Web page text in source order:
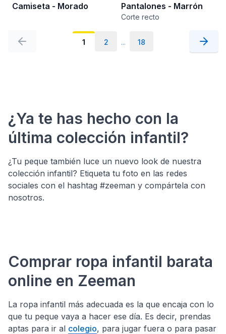
Camiseta - Morado Pantalones - Marrón
Corte recto
1 2 ... 18
¿Ya te has hecho con la
última colección infantil?
¿Tu peque también luce un nuevo look de nuestra
colección infantil? Etiqueta tu foto en las redes
sociales con el hashtag #zeeman y compártela con
nosotros.
Comprar ropa infantil barata
online en Zeeman
La ropa infantil más adecuada es la que encaja con lo
que tu peque vaya a hacer ese día. Es decir, prendas
aptas para ir al colegio, para jugar fuera o para pasar